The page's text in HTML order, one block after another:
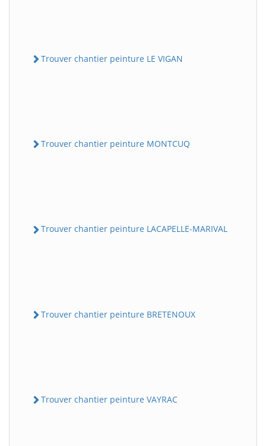
Trouver chantier peinture LE VIGAN
Trouver chantier peinture MONTCUQ
Trouver chantier peinture LACAPELLE-MARIVAL
Trouver chantier peinture BRETENOUX
Trouver chantier peinture VAYRAC